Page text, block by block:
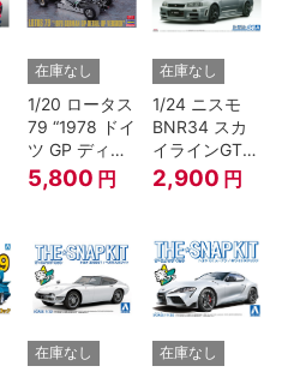
在庫なし
1/20 ロータス
79 “1978 ドイ
ツ GP ディテ
ールアップ バ
ージョン”
5,800 円
在庫なし
1/24 ニスモ
BNR34 スカ
イラインGT-R
Z-tune '04
2,900 円
在庫なし 在庫なし